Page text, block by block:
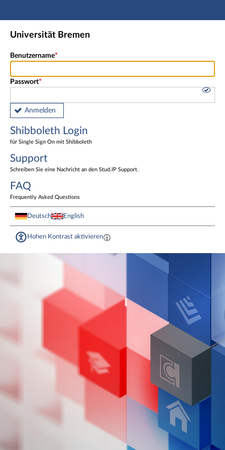
Hauptnavigation
Shibboleth Login
Universität Bremen
Benutzername
Passwort
Anmelden
Shibboleth Login
für Single Sign On mit Shibboleth
Support
Schreiben Sie eine Nachricht an den Stud.IP Support.
FAQ
Frequently Asked Questions
Deutsch English
Hohen Kontrast aktivieren